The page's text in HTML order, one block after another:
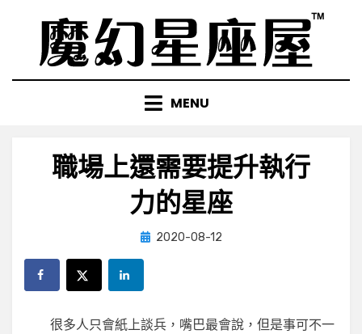
content
MENU
職場上還需要提升執行
力的星座
by小編
Posted
2020-08-12
很多人只會紙上談兵，嘴巴最會說，但是事可不一